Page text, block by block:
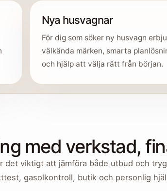
Nya husvagnar
För dig som söker ny husvagn
välkända märken, smarta
och hjälp att välja rätt från början.
med verkstad,
det viktigt att jämföra både utbud och
gasolkontroll, butik och personlig